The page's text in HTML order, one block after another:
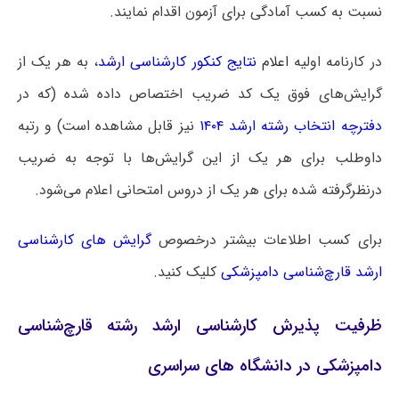
نسبت به کسب آمادگی برای آزمون اقدام نمایند.
در کارنامه اولیه اعلام نتایج کنکور کارشناسی ارشد، به هر یک از
گرایش‌های فوق یک کد ضریب اختصاص داده شده (که در
دفترچه انتخاب رشته ارشد ۱۴۰۴
نیز قابل مشاهده است) و رتبه
داوطلب برای هر یک از این گرایش‌ها با توجه به ضریب
درنظرگرفته شده برای هر یک از دروس امتحانی اعلام می‌شود.
برای کسب اطلاعات بیشتر درخصوصگرایش های کارشناسی
ارشد قارچ‌شناسی دامپزشکی کلیک کنید.
ظرفیت پذیرش کارشناسی ارشد رشته قارچ‌شناسی
دامپزشکی در دانشگاه های سراسری